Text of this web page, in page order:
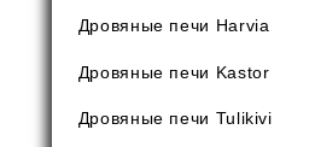
Дровяные печи Harvia
Дровяные печи Kastor
Дровяные печи Tulikivi